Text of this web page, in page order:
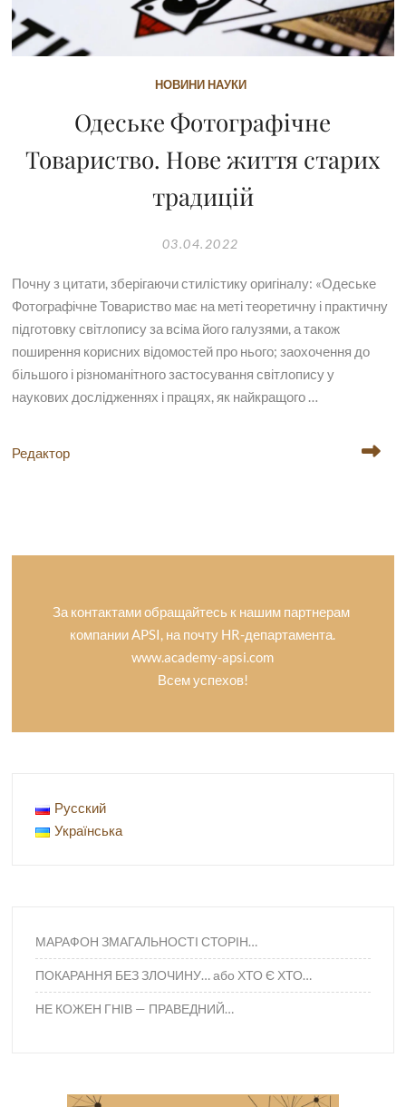
НОВИНИ НАУКИ
Одеське Фотографічне
Товариство. Нове життя старих
традицій
03.04.2022
Почну з цитати, зберігаючи стилістику оригіналу: «Одеське
Фотографічне Товариство має на меті теоретичну і практичну
підготовку світлопису за всіма його галузями, а також
поширення корисних відомостей про нього; заохочення до
більшого і різноманітного застосування світлопису у
наукових дослідженнях і працях, як найкращого …
Редактор
За контактами обращайтесь к нашим партнерам
компании APSI, на почту HR-департамента.
www.academy-apsi.com
Всем успехов!
Русский
Українська
МАРАФОН ЗМАГАЛЬНОСТІ СТОРІН…
ПОКАРАННЯ БЕЗ ЗЛОЧИНУ… або ХТО Є ХТО…
НЕ КОЖЕН ГНІВ — ПРАВЕДНИЙ…